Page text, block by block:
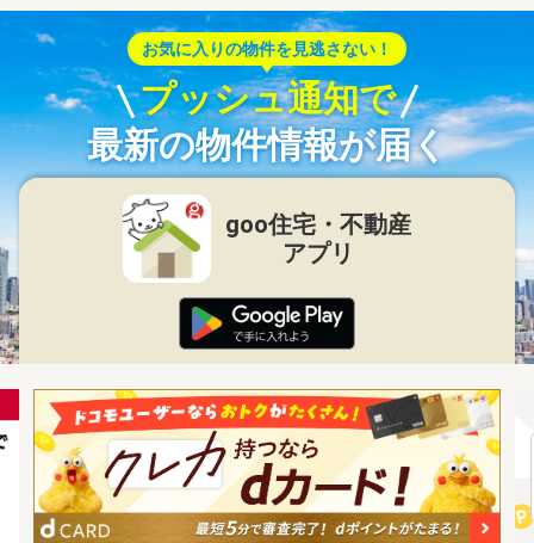
お気に入りの物件を見逃さない！
プッシュ通知で
最新の物件情報が届く
goo住宅・不動産
アプリ